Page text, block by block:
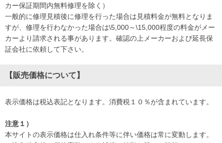
カー保証期間内無料修理を除く）
一般的に修理見積後に修理を行った場合は見積料金が無料となりま
すが、修理を行わなかった場合は\5,000～\15,000程度の料金がメー
カーより請求される事があります。確認の上メーカーおよび延長保
証会社に依頼して下さい。
【販売価格について】
表示価格は税込表記となります。消費税１０％が含まれています。
注意１）
本サイトの表示価格は仕入れ条件等に伴い価格は常に変動します。